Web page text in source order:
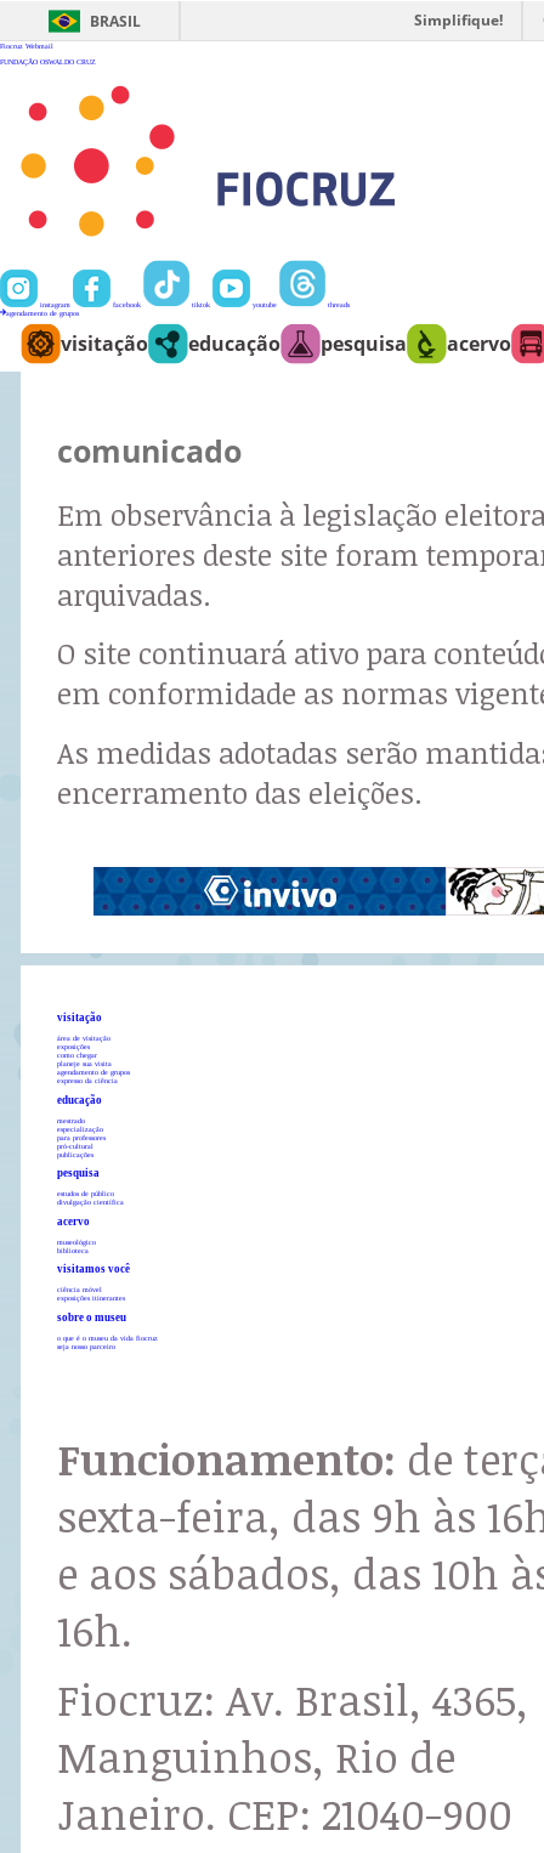
BRASIL Simplifique!
Fiocruz Webmail
FUNDAÇÃO OSWALDO CRUZ
instagram facebook tiktok youtube
threads
agendamento de grupos
visitação educação pesquisa acervo
comunicado
Em observância à legislação
anteriores deste site foram
arquivadas.
O site continuará ativo para
em conformidade as normas
As medidas adotadas serão
encerramento das eleições.
visitação
área de visitação
exposições
como chegar
planeje sua visita
agendamento de grupos
expresso da ciência
educação
mestrado
especialização
para professores
pró-cultural
publicações
pesquisa
estudos de público
divulgação científica
acervo
museológico
biblioteca
visitamos você
ciência móvel
exposições itinerantes
sobre o museu
o que é o museu da vida fiocruz
seja nosso parceiro
Funcionamento: de
sexta-feira, das 9h às
e aos sábados, das 10h
16h.
Fiocruz: Av. Brasil, 4365,
Manguinhos, Rio de
Janeiro. CEP: 21040-900